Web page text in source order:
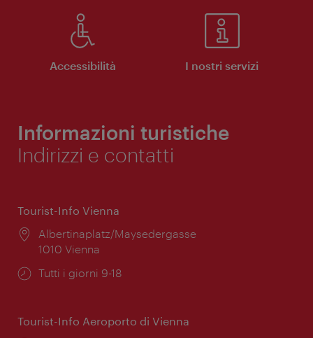
Accessibilità I nostri servizi
Informazioni turistiche
Indirizzi e contatti
Tourist-Info Vienna
Posizione:
Albertinaplatz/Maysedergasse
1010 Vienna
Orari
Tutti i giorni 9-18
Tourist-Info Aeroporto di Vienna